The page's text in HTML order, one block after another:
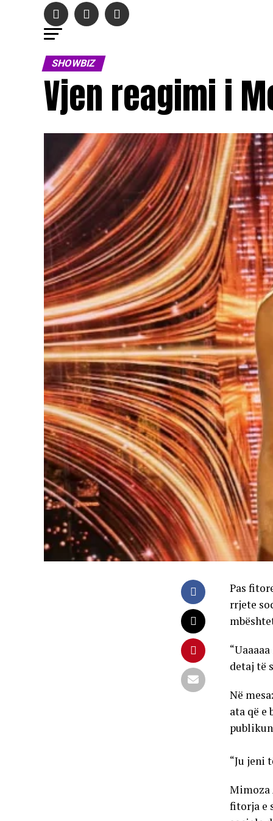
SHOWBIZ
Vjen reagimi i
Pas
rrjete
detaj të
Në
ata që e
“Ju jeni
Mimoza
fitorja e